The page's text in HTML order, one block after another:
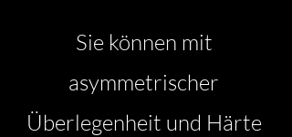
Sie können mit
asymmetrischer
Überlegenheit und Härte